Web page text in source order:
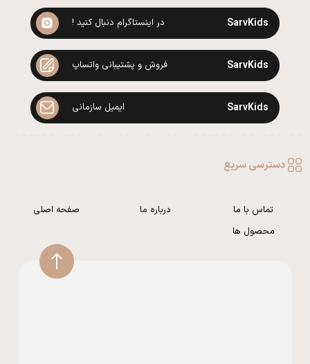
SarvKids در اینستاگرام دنبال کنید !
SarvKids فروش و پشتیبانی واتساپ
SarvKids ایمیل سازمانی
دسترسی سریع
تماس با ما درباره ما
صفحه اصلی
محصول ها